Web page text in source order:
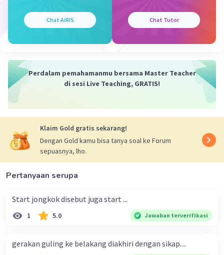
Beri Rating·0.0(0 Balas
Chat AiRIS Chat Tutor
Perdalam pemahamanmu bersama Master Teacher
di sesi Live Teaching, GRATIS!
Klaim Gold gratis sekarang!
Dengan Gold kamu bisa tanya soal ke Forum
sepuasnya, lho.
Pertanyaan serupa
Start jongkok disebut juga start ...
1 5.0 Jawaban terverifikasi
gerakan guling ke belakang diakhiri dengan sikap....